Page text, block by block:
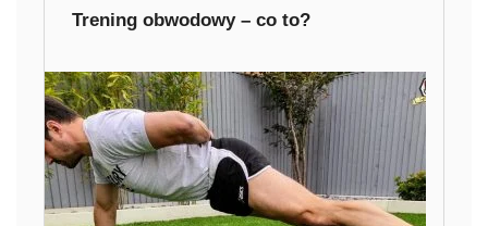
Trening obwodowy – co to?